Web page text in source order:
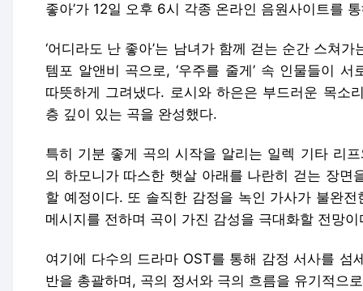
좋아’가 12일 오후 6시 각종 온라인 음원사이트를
‘어디라도 난 좋아’는 남녀가 함께 걷는 순간 스쳐
템포 알앤비 곡으로, ‘우주를 줄게’ 속 인물들이
따뜻하게 그려냈다. 로시와 하은은 부드러운 목소
층 깊이 있는 곡을 완성했다.
특히 기분 좋게 곡의 시작을 알리는 일렉 기타 리
의 하모니가 따스한 햇살 아래를 나란히 걷는 장면
할 예정이다. 또 솔직한 감정을 녹인 가사가 불완
메시지를 전하며 곡이 가진 감성을 극대화할 전망이
여기에 다수의 드라마 OST를 통해 감정 서사를 섬
반을 총괄하며, 곡의 정서와 극의 흐름을 유기적으